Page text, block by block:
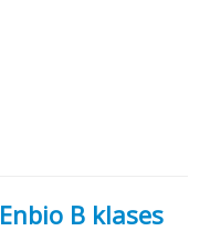
Enbio B klases